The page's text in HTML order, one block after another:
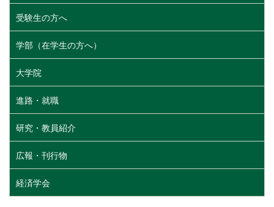
受験生の方へ
学部（在学生の方へ）
大学院
進路・就職
研究・教員紹介
広報・刊行物
経済学会